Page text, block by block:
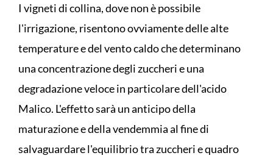
I vigneti di collina, dove non è possibile
l'irrigazione, risentono ovviamente delle alte
temperature e del vento caldo che determinano
una concentrazione degli zuccheri e una
degradazione veloce in particolare dell'acido
Malico. L'effetto sarà un anticipo della
maturazione e della vendemmia al fine di
salvaguardare l'equilibrio tra zuccheri e quadro